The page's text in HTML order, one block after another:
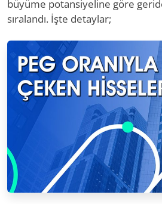
büyüme potansiyeline göre
sıralandı. İşte detaylar;